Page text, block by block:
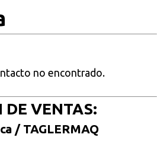
no encontrado.
DE VENTAS:
/ TAGLERMAQ